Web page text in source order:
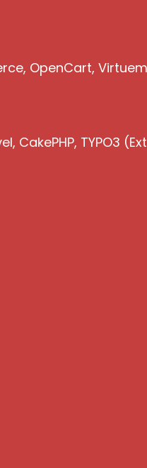
OpenCart,
TYPO3